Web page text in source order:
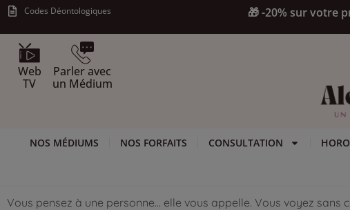
Codes Déontologiques 🎁 -20% sur votre
Web
TV
Parler avec
un Médium
NOS MÉDIUMS NOS FORFAITS CONSULTATION
Vous pensez à une personne… elle vous appelle. Vous voyez